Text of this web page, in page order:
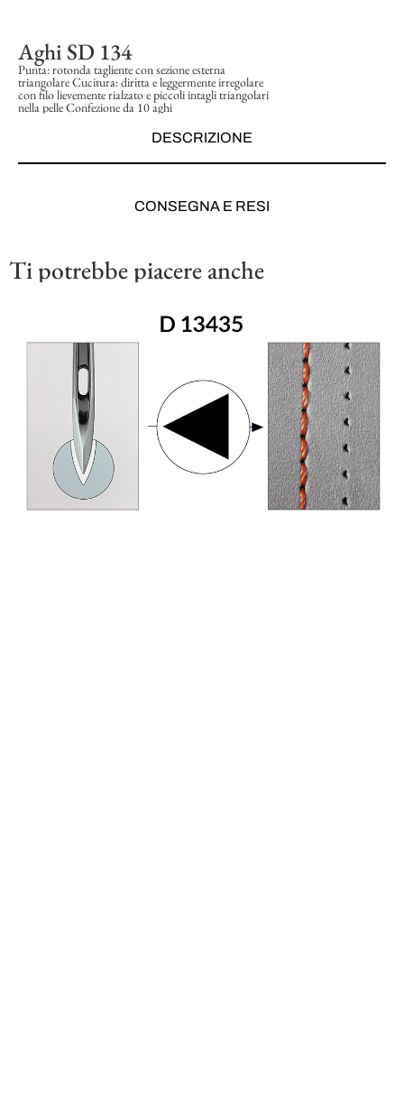
Aghi SD 134
Punta: rotonda tagliente con sezione esterna
triangolare Cucitura: diritta e leggermente irregolare
con filo lievemente rialzato e piccoli intagli triangolari
nella pelle Confezione da 10 aghi
DESCRIZIONE
CONSEGNA E RESI
Ti potrebbe piacere anche